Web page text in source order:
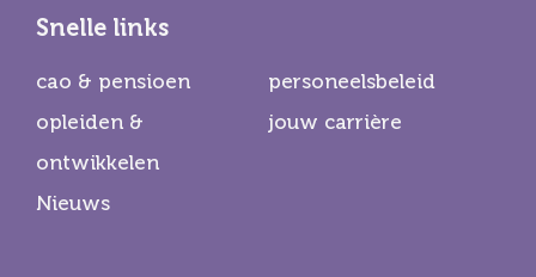
Snelle links
cao & pensioen
personeelsbeleid
opleiden &
ontwikkelen
jouw carrière
Nieuws